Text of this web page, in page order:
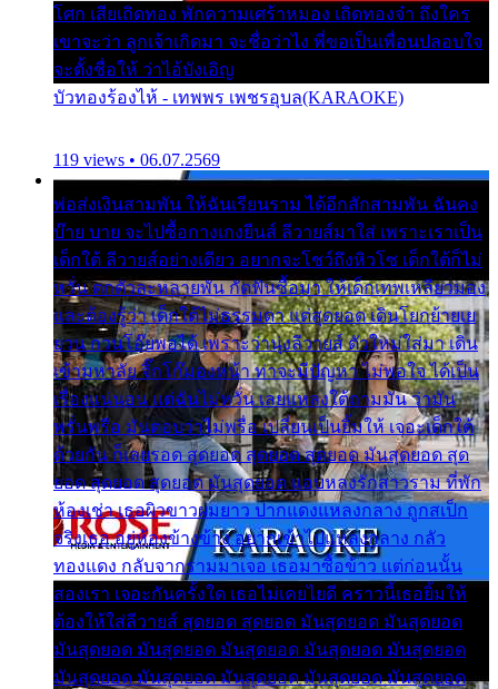
โศก เสียเถิดทอง พักความเศร้าหมอง เถิดทองจ๋า ถึงใคร
เขาจะว่า ลูกเจ้าเกิดมา จะชื่อว่าไง พี่ขอเป็นเพื่อนปลอบใจ
จะตั้งชื่อให้ ว่าไอ้บังเอิญ
บัวทองร้องไห้ - เทพพร เพชรอุบล(KARAOKE)
119 views • 06.07.2569
พ่อส่งเงินสามพัน ให้ฉันเรียนราม ได้อีกสักสามพัน ฉันคง
บ๊าย บาย จะไปซื้อกางเกงยีนส์ ลีวายส์มาใส่ เพราะเราเป็น
เด็กใต้ ลีวายส์อย่างเดียว อยากจะโชว์ถึงหิวโซ เด็กใต้ก็ไม่
หวั่น ตกตัวละหลายพัน กัดฟันซื้อมา ให้เด็กเทพเหลียวมอง
และต้องรู้ว่า เด็กใต้ไม่ธรรมดา แต่สุดยอด เดินโยกย้ายเย
ยวน กวนโอ๊ยพอได้ เพราะว่านุ่งลีวายส์ ตัวใหม่ใส่มา เดิน
เข้ามหาลัย จิ๊กโก๊มองหน้า ท่าจะมีปัญหา ไม่พอใจ ได้เป็น
เรื่องแน่นอน แต่ฉันไม่หวั่น เลยแหลงใต้ถามมัน ว่ามัน
พรั่นพรือ มันตอบว่าไม่พรื่อ เปลี่ยนเป็นยิ้มให้ เจอะเด็กใต้
ด้วยกัน ก็เลยรอด สุดยอด สุดยอด สุดยอด มันสุดยอด สุด
ยอด สุดยอด สุดยอด มันสุดยอด แอบหลงรักสาวราม ที่พัก
ห้องเช่า เธอผิวขาวผมยาว ปากแดงแหลงกลาง ถูกสเป็ก
จริงเธอ อยู่ห้องข้างข้าง อยากเข้าไปแหลงกลาง กลัว
ทองแดง กลับจากรามมาเจอ เธอมาซื้อข้าว แต่ก่อนนั้น
สองเรา เจอะกันครั้งใด เธอไม่เคยไยดี คราวนี้เธอยิ้มให้
ต้องให้ใส่ลีวายส์ สุดยอด สุดยอด มันสุดยอด มันสุดยอด
มันสุดยอด มันสุดยอด มันสุดยอด มันสุดยอด มันสุดยอด
มันสุดยอด มันสุดยอด มันสุดยอด มันสุดยอด มันสุดยอด